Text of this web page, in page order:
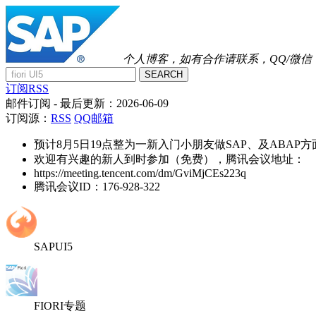
个人博客，如有合作请联系，QQ/微信
SEARCH
订阅RSS
邮件订阅 - 最后更新： 2026-06-09
订阅源： RSS QQ邮箱
预计8月5日19点整为一新入门小朋友做SAP、及ABAP方
欢迎有兴趣的新人到时参加（免费），腾讯会议地址：
https://meeting.tencent.com/dm/GviMjCEs223q
腾讯会议ID：176-928-322
SAPUI5
FIORI专题